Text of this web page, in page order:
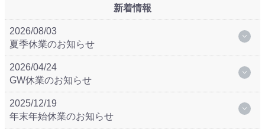
新着情報
2026/08/03
夏季休業のお知らせ
2026/04/24
GW休業のお知らせ
2025/12/19
年末年始休業のお知らせ